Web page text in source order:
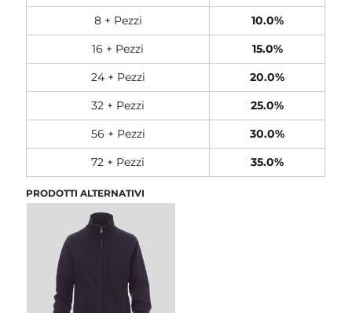
8 + Pezzi
10.0%
16 + Pezzi
15.0%
24 + Pezzi
20.0%
32 + Pezzi
25.0%
56 + Pezzi
30.0%
72 + Pezzi
35.0%
PRODOTTI ALTERNATIVI